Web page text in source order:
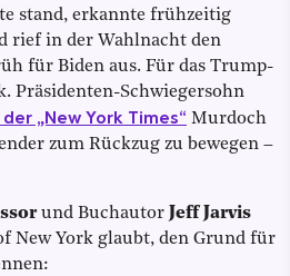
stand, erkannte frühzeitig
rief in der Wahlnacht den
für Biden aus. Für das Trump-
Präsidenten-Schwiegersohn
„New York Times“ Murdoch
zum Rückzug zu bewegen –
und Buchautor Jeff Jarvis
New York glaubt, den Grund für